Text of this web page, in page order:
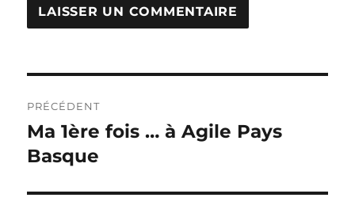
de
l’article
PRÉCÉDENT
Publication
précédente :
Ma 1ère fois … à Agile Pays
Basque